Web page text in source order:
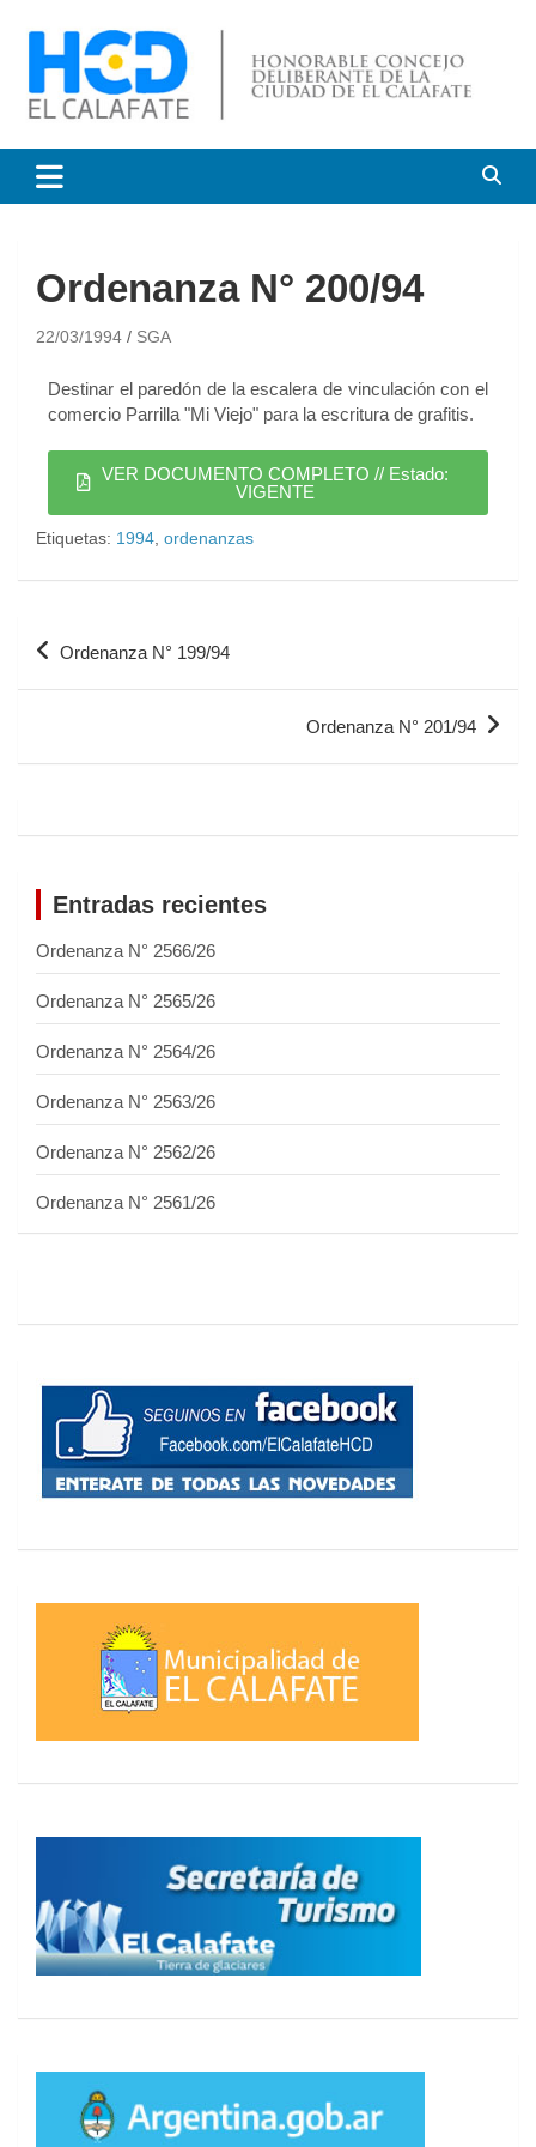
Honorable Concejo
Deliberante de El Calafate
Ordenanza N° 200/94
22/03/1994 SGA
Destinar el paredón de la escalera de vinculación con el
comercio Parrilla "Mi Viejo" para la escritura de grafitis.
VER DOCUMENTO COMPLETO // Estado:
VIGENTE
Etiquetas: 1994 ordenanzas
Ordenanza N° 199/94
Ordenanza N° 201/94
Entradas recientes
Ordenanza N° 2566/26
Ordenanza N° 2565/26
Ordenanza N° 2564/26
Ordenanza N° 2563/26
Ordenanza N° 2562/26
Ordenanza N° 2561/26